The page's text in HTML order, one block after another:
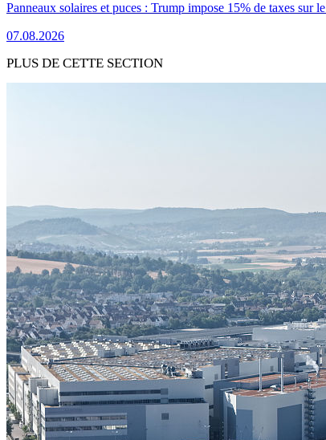
Panneaux solaires et puces : Trump impose 15% de taxes sur
07.08.2026
PLUS DE CETTE SECTION